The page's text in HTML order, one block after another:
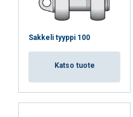
Sakkeli tyyppi 100
Katso tuote